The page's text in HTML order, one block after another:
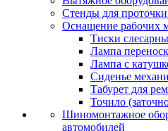
Стенды для
Оснащение рабочих
Тиски
Лампа
Лампа с
Сиденье
Табурет для
Точило
Шиномонтажное
автомобилей